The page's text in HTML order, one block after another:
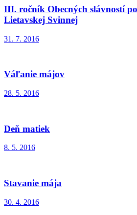
III. ročník Obecných slávností
Lietavskej Svinnej
31. 7. 2016
Váľanie májov
28. 5. 2016
Deň matiek
8. 5. 2016
Stavanie mája
30. 4. 2016